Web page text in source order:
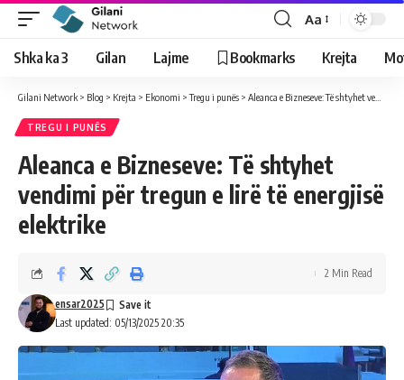
Aa
Shka ka 3 Gilan Lajme Bookmarks Krejta
Gilani Network > Blog > Krejta > Ekonomi >Tregu i punës > Aleanca e Bizneseve: Të shtyhet vendimi për tregun e lirë të energjisë elektrike
TREGU I PUNËS
Aleanca e Bizneseve: Të shtyhet
vendimi për tregun e lirë të energjisë
elektrike
Last updated: 05/13/2025 20:35
ensar2025
2 Min Read